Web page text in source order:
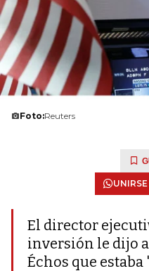
Foto:Reuters
El director
inversión le dijo
Échos que